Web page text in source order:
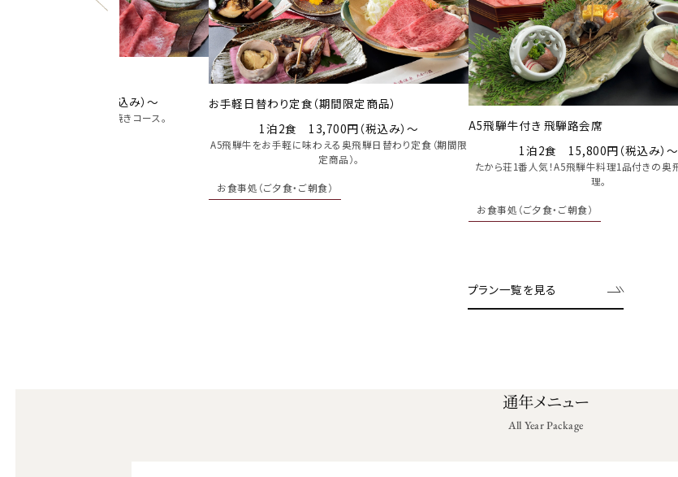
1泊2食 18,800円（税込み）～
飛騨牛使用の奥飛騨すき焼きコース。
お手軽日替わり定食（期間限定商品）
1泊2食 13,700円（税込み）～
A5飛騨牛をお手軽に味わえる奥飛騨日替わり定食（期間限
定商品）。
お食事処（ご夕食・ご朝食）
A5飛騨牛付き 飛騨路会席
1泊2食 15,800円（税込み）～
たから荘1番人気！A5飛騨牛料理1品付きの奥
理。
お食事処（ご夕食・ご朝食）
プラン一覧を見る
通年メニュー
All Year Package